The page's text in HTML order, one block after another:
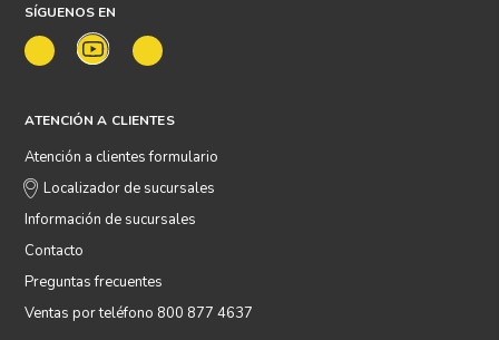
SÍGUENOS EN
ATENCIÓN A CLIENTES
Atención a clientes formulario
Localizador de sucursales
Información de sucursales
Contacto
Preguntas frecuentes
Ventas por teléfono 800 877 4637